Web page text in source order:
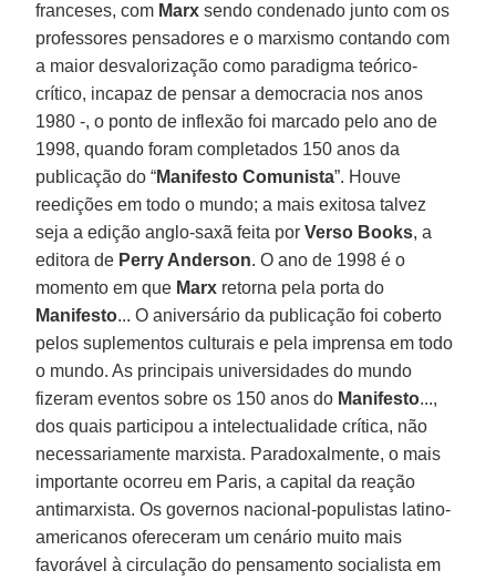
franceses, com Marx sendo condenado junto com os
professores pensadores e o marxismo contando com
a maior desvalorização como paradigma teórico-
crítico, incapaz de pensar a democracia nos anos
1980 -, o ponto de inflexão foi marcado pelo ano de
1998, quando foram completados 150 anos da
publicação do “Manifesto Comunista”. Houve
reedições em todo o mundo; a mais exitosa talvez
seja a edição anglo-saxã feita porVerso Books, a
editora de Perry Anderson. O ano de 1998 é o
momento em que Marx retorna pela porta do
Manifesto... O aniversário da publicação foi coberto
pelos suplementos culturais e pela imprensa em todo
o mundo. As principais universidades do mundo
fizeram eventos sobre os 150 anos do Manifesto...,
dos quais participou a intelectualidade crítica, não
necessariamente marxista. Paradoxalmente, o mais
importante ocorreu em Paris, a capital da reação
antimarxista. Os governos nacional-populistas latino-
americanos ofereceram um cenário muito mais
favorável à circulação do pensamento socialista em